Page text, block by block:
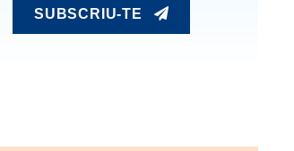
SUBSCRIU-TE